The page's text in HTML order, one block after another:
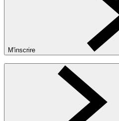
M'inscrire